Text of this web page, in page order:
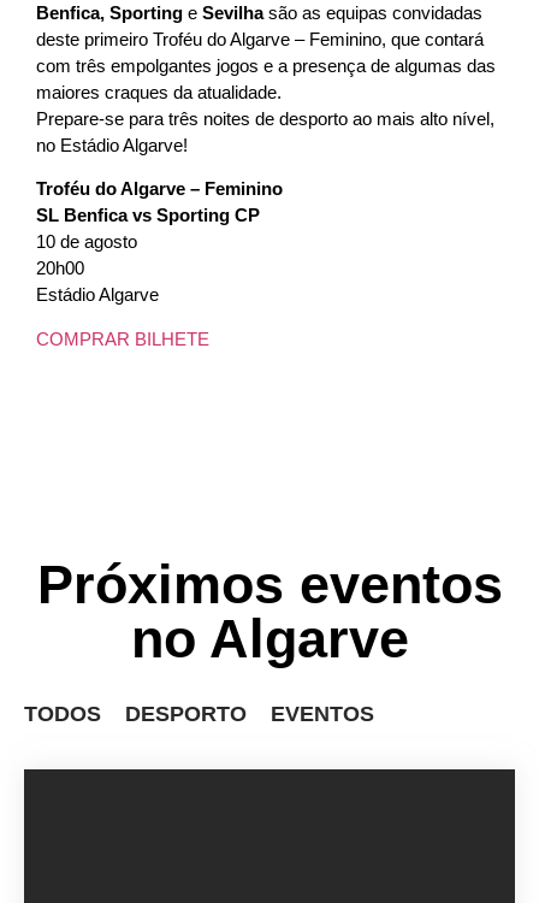
Benfica, Sporting e Sevilhasão as equipas convidadas
deste primeiro Troféu do Algarve – Feminino, que contará
com três empolgantes jogos e a presença de algumas das
maiores craques da atualidade.
Prepare-se para três noites de desporto ao mais alto nível,
no Estádio Algarve!
Troféu do Algarve – Feminino
SL Benfica vs Sporting CP
10 de agosto
20h00
Estádio Algarve
COMPRAR BILHETE
Próximos eventos
no Algarve
TODOS DESPORTO EVENTOS